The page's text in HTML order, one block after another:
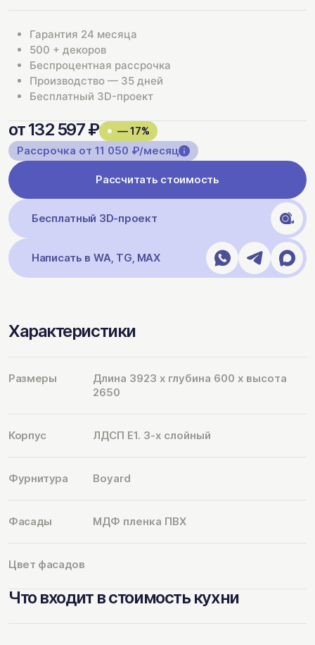
Гарантия 24 месяца
500 + декоров
Беспроцентная рассрочка
Производство — 35 дней
Бесплатный 3D-проект
от 132 597 ₽
— 17%
Рассрочка от 11 050 ₽/месяц
Рассчитать стоимость
Бесплатный 3D-проект
Написать в WA, TG, MAX
Характеристики
Размеры
Длина 3923 х глубина 600 х высота
2650
Корпус ЛДСП Е1. 3-х слойный
Фурнитура Boyard
Фасады МДФ пленка ПВХ
Цвет фасадов
Что входит в стоимость кухни